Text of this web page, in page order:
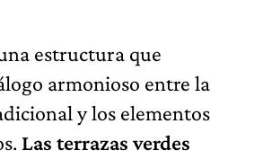
estructura que
armonioso entre la
y los elementos
Las terrazas verdes